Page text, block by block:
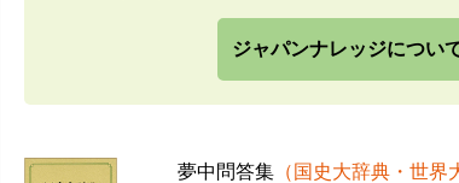
ジャパンナレッジについ
夢中問答集（国史大辞典・世界